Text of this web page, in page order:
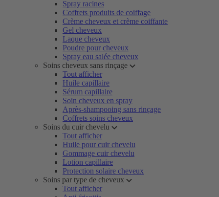
Spray racines
Coffrets produits de coiffage
Crème cheveux et crème coiffante
Gel cheveux
Laque cheveux
Poudre pour cheveux
Spray eau salée cheveux
Soins cheveux sans rinçage
Tout afficher
Huile capillaire
Sérum capillaire
Soin cheveux en spray
Après-shampooing sans rinçage
Coffrets soins cheveux
Soins du cuir chevelu
Tout afficher
Huile pour cuir chevelu
Gommage cuir chevelu
Lotion capillaire
Protection solaire cheveux
Soins par type de cheveux
Tout afficher